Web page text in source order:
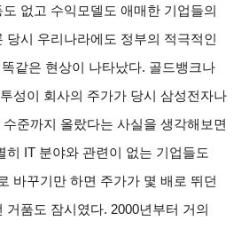
도 없고 수익모델도 애매한 기업들의
당시 우리나라에도 정부의 적극적인
같은 현상이 나타났다. 골드뱅크나
성이 회사의 주가가 당시 삼성전자나
준까지 올랐다는 사실을 생각해보면
히 IT 분야와 관련이 없는 기업들도
바꾸기만 하면 주가가 몇 배로 뛰던
거품도 잠시였다. 2000년부터 거의